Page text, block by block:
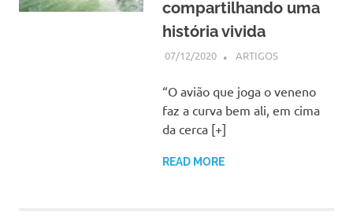
compartilhando uma
história vivida
07/12/2020 SSPS BRASIL
ARTIGOS
“O avião que joga o veneno
faz a curva bem ali, em cima
da cerca [+]
READ MORE